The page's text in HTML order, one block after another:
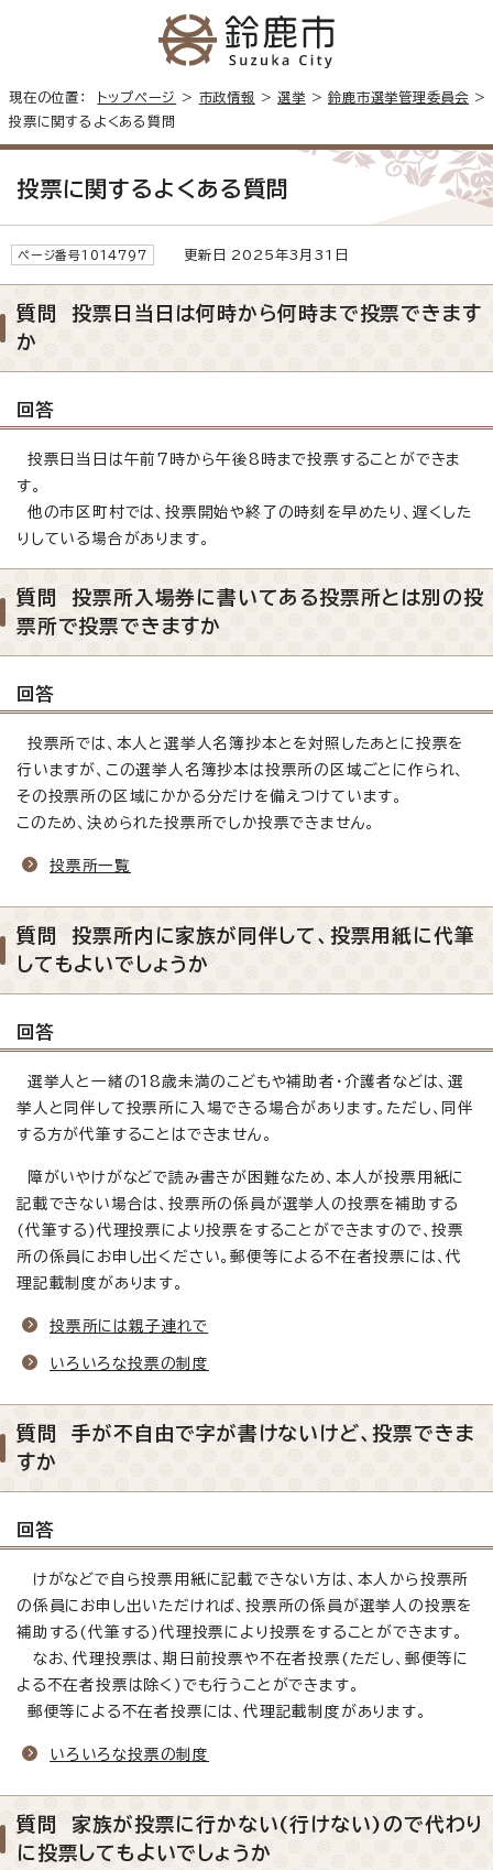
現在の位置： トップページ > 市政情報 >選挙 >鈴鹿市選挙管理委員会 >
投票に関するよくある質問
投票に関するよくある質問
ページ番号1014797 更新日 2025年3月31日
質問 投票日当日は何時から何時まで投票できます
か
回答
投票日当日は午前7時から午後8時まで投票することができま
す。
他の市区町村では、投票開始や終了の時刻を早めたり、遅くした
りしている場合があります。
質問 投票所入場券に書いてある投票所とは別の投
票所で投票できますか
回答
投票所では、本人と選挙人名簿抄本とを対照したあとに投票を
行いますが、この選挙人名簿抄本は投票所の区域ごとに作られ、
その投票所の区域にかかる分だけを備えつけています。
このため、決められた投票所でしか投票できません。
投票所一覧
質問 投票所内に家族が同伴して、投票用紙に代筆
してもよいでしょうか
回答
選挙人と一緒の18歳未満のこどもや補助者・介護者などは、選
挙人と同伴して投票所に入場できる場合があります。ただし、同伴
する方が代筆することはできません。
障がいやけがなどで読み書きが困難なため、本人が投票用紙に
記載できない場合は、投票所の係員が選挙人の投票を補助する
(代筆する)代理投票により投票をすることができますので、投票
所の係員にお申し出ください。郵便等による不在者投票には、代
理記載制度があります。
投票所には親子連れで
いろいろな投票の制度
質問 手が不自由で字が書けないけど、投票できま
すか
回答
けがなどで自ら投票用紙に記載できない方は、本人から投票所
の係員にお申し出いただければ、投票所の係員が選挙人の投票を
補助する(代筆する)代理投票により投票をすることができます。
なお、代理投票は、期日前投票や不在者投票(ただし、郵便等に
よる不在者投票は除く)でも行うことができます。
郵便等による不在者投票には、代理記載制度があります。
いろいろな投票の制度
質問 家族が投票に行かない(行けない)ので代わり
に投票してもよいでしょうか